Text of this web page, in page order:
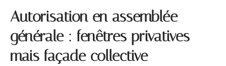
Autorisation en assemblée
générale : fenêtres privatives
mais façade collective